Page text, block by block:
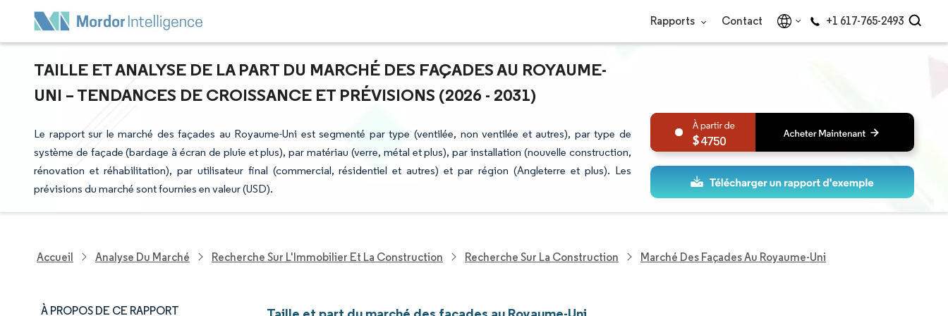
Rapports Contact +1 617-765-2493
TAILLE ET ANALYSE DE LA PART DU MARCHÉ DES FAÇADES AU ROYAUME-
UNI – TENDANCES DE CROISSANCE ET PRÉVISIONS (2026 - 2031)
Le rapport sur le marché des façades au Royaume-Uni est segmenté par type (ventilée, non ventilée et autres), par type de
système de façade (bardage à écran de pluie et plus), par matériau (verre, métal et plus), par installation (nouvelle construction,
rénovation et réhabilitation), par utilisateur final (commercial, résidentiel et autres) et par région (Angleterre et plus). Les
prévisions du marché sont fournies en valeur (USD).
4750
Accueil Analyse Du Marché Recherche Sur L'Immobilier Et La Construction Recherche Sur La Construction Marché Des Façades Au Royaume-Uni
À PROPOS DE CE RAPPORT